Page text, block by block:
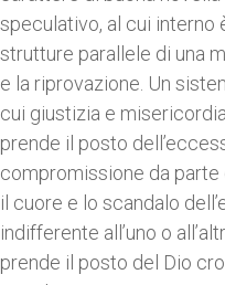
speculativo, al cui interno
strutture parallele di una
e la riprovazione. Un
cui giustizia e
prende il posto
compromissione da
il cuore e lo scandalo
indifferente all’uno o
prende il posto del Dio